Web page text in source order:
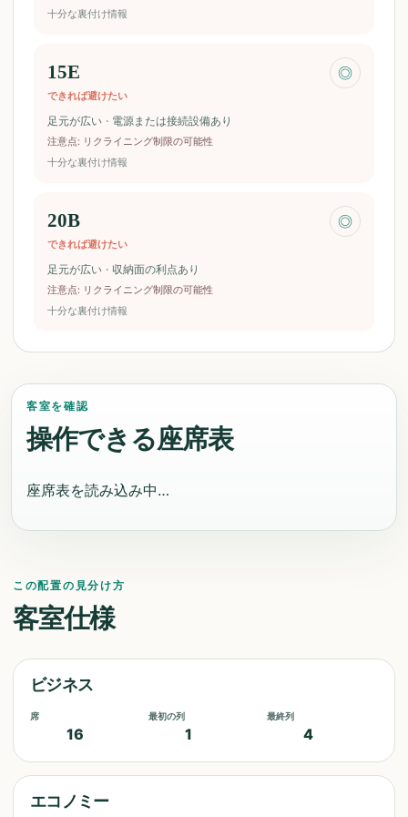
十分な裏付け情報
15E
できれば避けたい
◎
足元が広い · 電源または接続設備あり
注意点: リクライニング制限の可能性
十分な裏付け情報
20B
できれば避けたい
◎
足元が広い · 収納面の利点あり
注意点: リクライニング制限の可能性
十分な裏付け情報
客室を確認
操作できる座席表
座席表を読み込み中…
この配置の見分け方
客室仕様
ビジネス
席
16
最初の列
1
最終列
4
エコノミー